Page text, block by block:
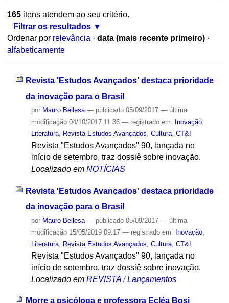
165itens atendem ao seu critério.
Filtrar os resultados
Ordenar por relevância · data (mais recente primeiro) ·
alfabeticamente
Revista 'Estudos Avançados' destaca prioridade
da inovação para o Brasil
por Mauro Bellesa — publicado05/09/2017 — última
modificação04/10/2017 11:36 — registrado em: Inovação,
Literatura, Revista Estudos Avançados Cultura, CT&I
Revista "Estudos Avançados" 90, lançada no
início de setembro, traz dossiê sobre inovação.
Localizado em NOTÍCIAS
Revista 'Estudos Avançados' destaca prioridade
da inovação para o Brasil
por Mauro Bellesa — publicado05/09/2017 — última
modificação15/05/2019 09:17 — registrado em: Inovação,
Literatura, Revista Estudos Avançados Cultura, CT&I
Revista "Estudos Avançados" 90, lançada no
início de setembro, traz dossiê sobre inovação.
Localizado em REVISTA /Lançamentos
Morre a psicóloga e professora Ecléa Bosi